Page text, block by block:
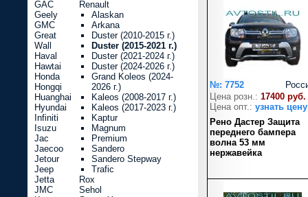
№: 7752
Цена розн.: 17400 руб.
Цена опт.: узнать цену
Рено Дастер Защита
переднего бампера
волна 53 мм
нержавейка
GAC
Geely
GMC
Great
Wall
Haval
Hawtai
Honda
Hongqi
Huanghai
Hyundai
Infiniti
Isuzu
Jac
Jaecoo
Jetour
Jeep
Jetta
JMC
Renault
Alaskan
Arkana
Duster (2010-2015 г.)
Duster (2015-2021 г.)
Duster (2021-2024 г.)
Duster (2024-2026 г.)
Grand Koleos (2024-
2026 г.)
Kaleos (2008-2017 г.)
Kaleos (2017-2023 г.)
Kaptur
Magnum
Premium
Sandero
Sandero Stepway
Trafic
Rox
Sehol